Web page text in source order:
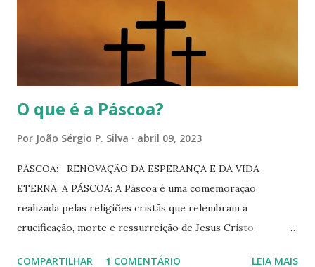
sua verdadeira força e ESSÊNCIA! Lembre-se de estar
com Deus, em todos os instantes na vida, ele respeita ...
O que é a Páscoa?
Por João Sérgio P. Silva abril 09, 2023
PÁSCOA: RENOVAÇÃO DA ESPERANÇA E DA VIDA
ETERNA. A PÁSCOA: A Páscoa é uma comemoração
realizada pelas religiões cristãs que relembram a
crucificação, morte e ressurreição de Jesus Cristo.
COMPARTILHAR 1 COMENTÁRIO LEIA MAIS